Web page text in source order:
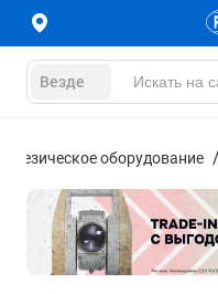
Везде
оборудование